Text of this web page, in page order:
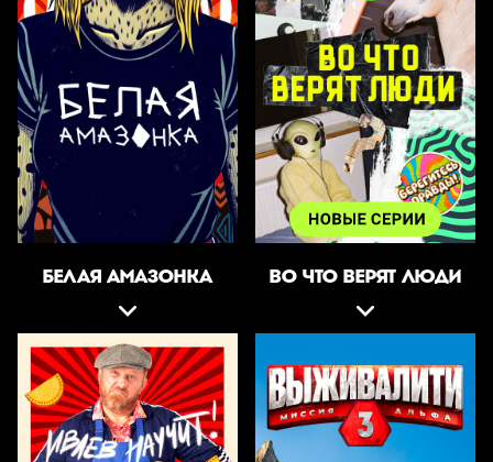
БЕЛАЯ АМАЗОНКА ВО ЧТО ВЕРЯТ ЛЮДИ